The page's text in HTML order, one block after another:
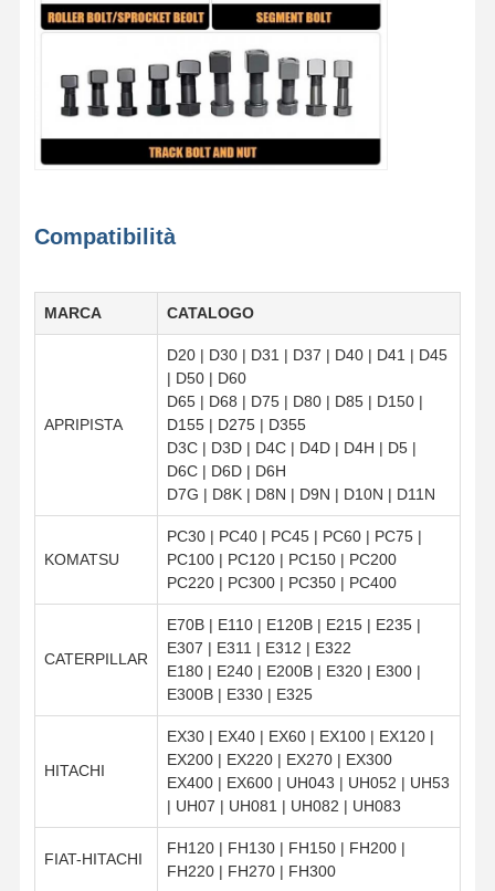
Compatibilità
MARCA CATALOGO
APRIPISTA
D20 | D30 | D31 | D37 | D40 | D41 | D45
| D50 | D60
D65 | D68 | D75 | D80 | D85 | D150 |
D155 | D275 | D355
D3C | D3D | D4C | D4D | D4H | D5 |
D6C | D6D | D6H
D7G | D8K | D8N | D9N | D10N | D11N
KOMATSU
PC30 | PC40 | PC45 | PC60 | PC75 |
PC100 | PC120 | PC150 | PC200
PC220 | PC300 | PC350 | PC400
CATERPILLAR
E70B | E110 | E120B | E215 | E235 |
E307 | E311 | E312 | E322
E180 | E240 | E200B | E320 | E300 |
E300B | E330 | E325
HITACHI
EX30 | EX40 | EX60 | EX100 | EX120 |
EX200 | EX220 | EX270 | EX300
EX400 | EX600 | UH043 | UH052 | UH53
| UH07 | UH081 | UH082 | UH083
FIAT-HITACHI
FH120 | FH130 | FH150 | FH200 |
FH220 | FH270 | FH300